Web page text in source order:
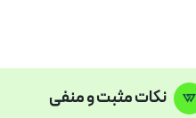
نکات مثبت و منفی